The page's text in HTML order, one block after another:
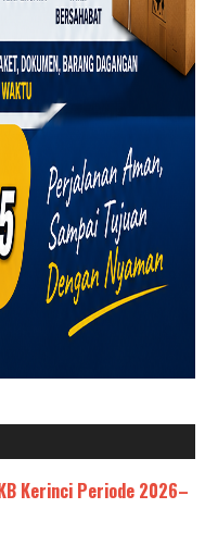
Kerinci Periode 2026–